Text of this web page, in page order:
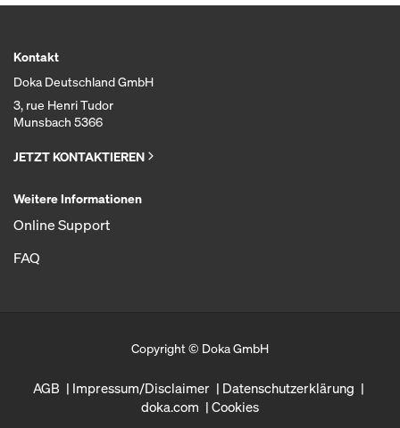
Kontakt
Doka Deutschland GmbH
3, rue Henri Tudor
Munsbach 5366
JETZT KONTAKTIEREN
Weitere Informationen
Online Support
FAQ
Copyright © Doka GmbH
AGB Impressum/Disclaimer
Datenschutzerklärung
doka.com
Cookies